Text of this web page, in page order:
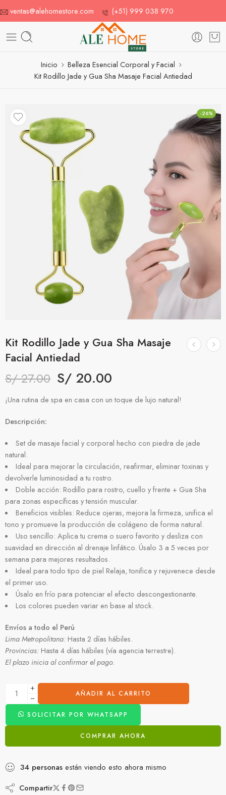
ventas@alehomestore.com (+51) 999 038 970
Inicio
Belleza Esencial Corporal y Facial
Kit Rodillo Jade y Gua Sha Masaje Facial Antiedad
-26%
Kit Rodillo Jade y Gua Sha Masaje
Facial Antiedad
S/27.00 S/ 20.00
¡Una rutina de spa en casa con un toque de lujo natural!
Descripción:
Set de masaje facial y corporal hecho con piedra de jade
natural.
Ideal para mejorar la circulación, reafirmar, eliminar toxinas y
devolverle luminosidad a tu rostro.
Doble acción: Rodillo para rostro, cuello y frente + Gua Sha
para zonas específicas y tensión muscular.
Beneficios visibles: Reduce ojeras, mejora la firmeza, unifica el
tono y promueve la producción de colágeno de forma natural.
Uso sencillo: Aplica tu crema o suero favorito y desliza con
suavidad en dirección al drenaje linfático. Úsalo 3 a 5 veces por
semana para mejores resultados.
Ideal para todo tipo de piel Relaja, tonifica y rejuvenece desde
el primer uso.
Úsalo en frío para potenciar el efecto descongestionante.
Los colores pueden variar en base al stock.
Envíos a todo el Perú
Lima Metropolitana: Hasta 2 días hábiles.
Provincias: Hasta 4 días hábiles (vía agencia terrestre).
El plazo inicia al confirmar el pago.
AÑADIR AL CARRITO
SOLICITAR POR WHATSAPP
COMPRAR AHORA
34 personas están viendo esto ahora mismo
Compartir